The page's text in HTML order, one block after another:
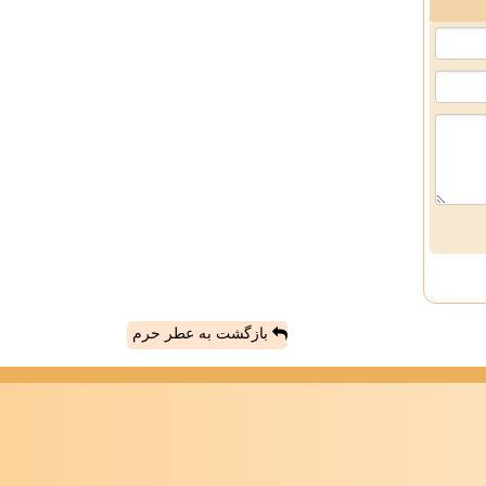
بازگشت به عطر حرم